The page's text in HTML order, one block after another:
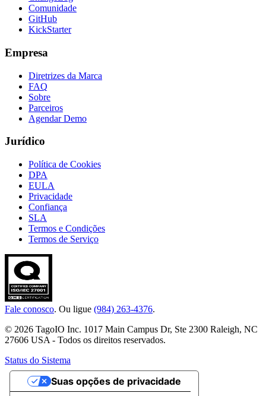
Comunidade
GitHub
KickStarter
Empresa
Diretrizes da Marca
FAQ
Sobre
Parceiros
Agendar Demo
Jurídico
Política de Cookies
DPA
EULA
Privacidade
Confiança
SLA
Termos e Condições
Termos de Serviço
Fale conosco. Ou ligue (984) 263-4376.
© 2026 TagoIO Inc. 1017 Main Campus Dr, Ste 2300 Raleigh, NC
27606 USA - Todos os direitos reservados.
Status do Sistema
Suas opções de privacidade